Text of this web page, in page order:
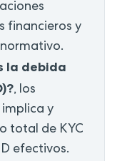
financieros y
la debida
, los
y
total de KYC
efectivos.